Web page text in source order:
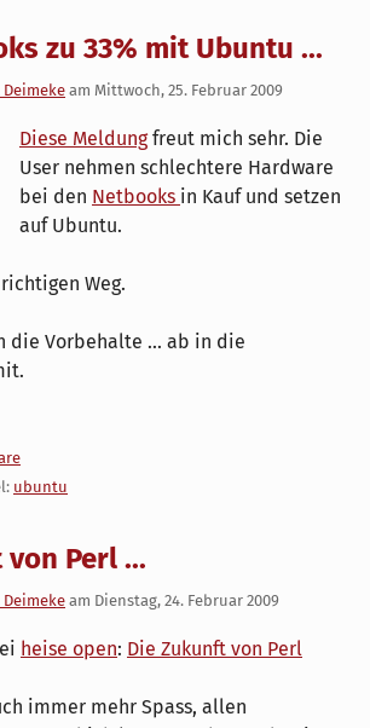
zu 33% mit Ubuntu ...
Deimeke am Mittwoch, 25. Februar 2009
Diese Meldungfreut mich sehr. Die
User nehmen schlechtere Hardware
bei den Netbooks in Kauf und setzen
auf Ubuntu.
Weg.
die Vorbehalte ... ab in die
ubuntu
Perl ...
Deimeke am Dienstag, 24. Februar 2009
heise open: Die Zukunft von Perl
immer mehr Spass, allen